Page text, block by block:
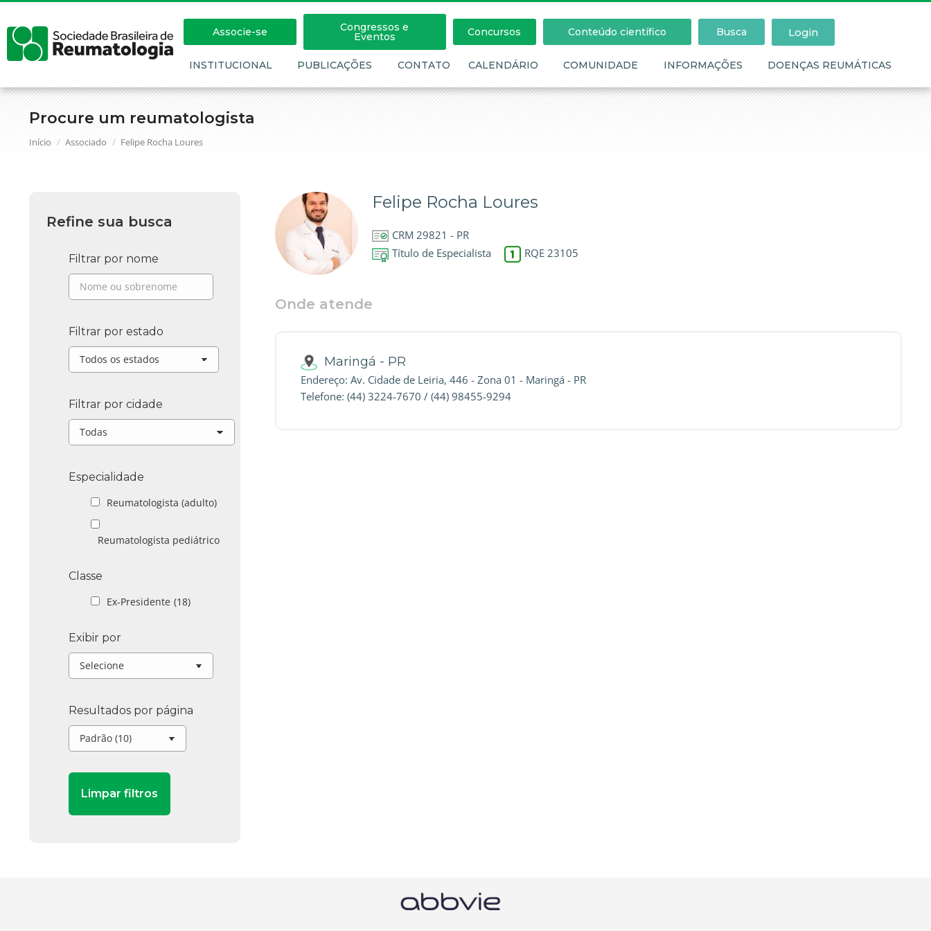
Procure um reumatologista
Você está aqui:
Início Associado Felipe Rocha Loures
Associe-se Congressos e
Eventos Concursos Conteúdo científico Busca Login
INSTITUCIONAL PUBLICAÇÕES CONTATO CALENDÁRIO COMUNIDADE INFORMAÇÕES DOENÇAS REUMÁTICAS
Felipe Rocha Loures
CRM 29821 - PR
Título de Especialista
RQE 23105
Onde atende
Maringá - PR
Endereço: Av. Cidade de Leiria, 446 - Zona 01 - Maringá - PR
Telefone: (44) 3224-7670 / (44) 98455-9294
Refine sua busca
Filtrar por nome
Filtrar por estado
Filtrar por cidade
Especialidade
Reumatologista (adulto)
Reumatologista pediátrico
Classe
Ex-Presidente (18)
Exibir por
Resultados por página